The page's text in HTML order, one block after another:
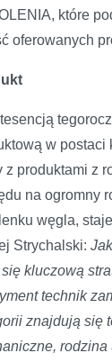
które
oferowanych
w
z produktami z
na ogromny
węgla,
Strychalski:
kluczową
technik
znajdują się